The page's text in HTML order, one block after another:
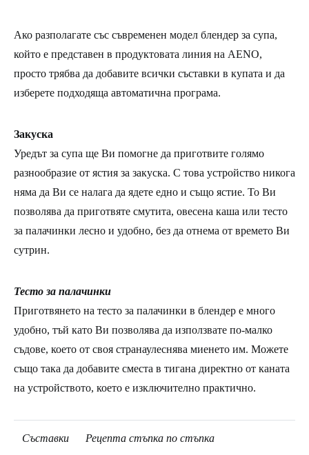
Ако разполагате със съвременен модел блендер за супа,
който е представен в продуктовата линия на AENO,
просто трябва да добавите всички съставки в купата и да
изберете подходяща автоматична програма.
Закуска
Уредът за супа ще Ви помогне да приготвите голямо
разнообразие от ястия за закуска. С това устройство никога
няма да Ви се налага да ядете едно и също ястие. То Ви
позволява да приготвяте смутита, овесена каша или тесто
за палачинки лесно и удобно, без да отнема от времето Ви
сутрин.
Тесто за палачинки
Приготвянето на тесто за палачинки в блендер е много
удобно, тъй като Ви позволява да използвате по-малко
съдове, което от своя странаулеснява миенето им. Можете
също така да добавите сместа в тигана директно от каната
на устройството, което е изключително практично.
Съставки Рецепта стъпка по стъпка